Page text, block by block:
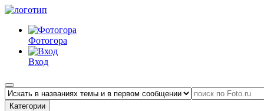
Фотогора
Вход
Категории